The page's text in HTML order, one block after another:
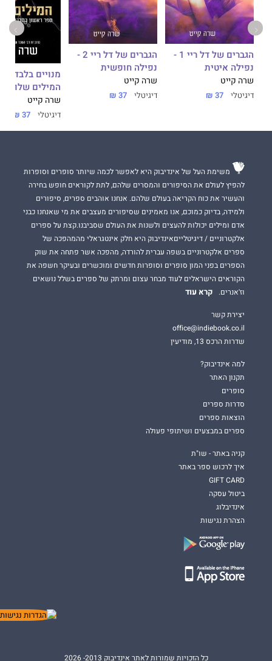
הגברים של דל ריי 1 -
נפילה איטית
שרה קייט
דיגיטלי 37 ₪
הגברים של דל ריי 2 -
נפילה חופשית
שרה קייט
דיגיטלי 37 ₪
המילים שלו
שרה קייט
דיגיטלי 37 ₪
משימת העל של אינדיבוק היא לאפשר לכמה שיותר סופרים וסופרות
להפיץ לעולם את הסיפורים והמסרים שלהם, לתת לקוראים חופש בחירה
והעשיר את כוח הקריאה בעולם שלהם. אנחנו אוהבים ספרים, סיפורים
ולמידה, בדיוק כמוכם, אנו מאמינים שסיפורים מעצבים את מי שאנחנו כבני
אדם ומילים יכולות להעצים ולשנות את העולם שסביבנו.קצת על ספרים
אלקטרוניים / דיגיטלייםאינדיבוק היא חלק אינטגראלי מהמהפכה של
ספרים אלקטרוניים בשפה עברית להורדה, מהפכה אשר פתחה את שוק
הספרים בפני המון סופרים וסופרות חדשים ומוכשרים ובעיקר חשפה את
הקוראים הישראלים לעוד מבחר עצום ומרתק של ספרים בשלל נושאים
וז'אנרים.
קרא עוד
יצירת קשר
office@indiebook.co.il
שדרות הרכס 13, מודיעין
למה אינדיבוק?
תקנון האתר
סופרים
סדרות ספרים
הוצאות ספרים
ספרים במבצעים ושיתופי פעולה
קניה באתר - שו"ת
איך לרכוש ספר באתר
GIFT CARD
ביטול עסקה
אינדיבלוג
הצהרת נגישות
כל הזכויות שמורות לאתר אינדיבוק 2013- 2026